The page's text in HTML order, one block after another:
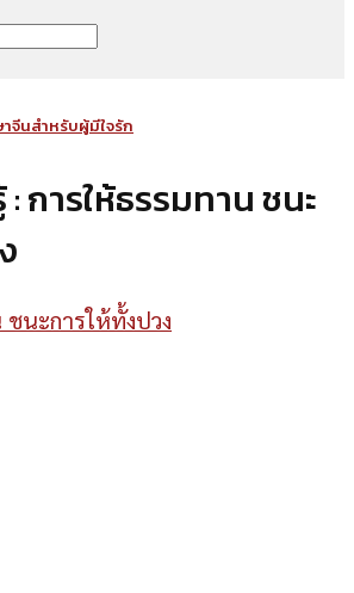
จีนสำหรับผู้มีใจรัก
การให้ธรรมทาน ชนะ